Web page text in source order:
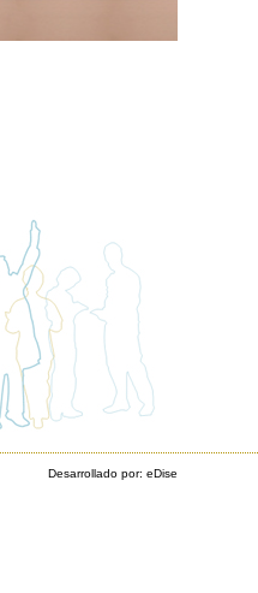
Desarrollado por: eDise